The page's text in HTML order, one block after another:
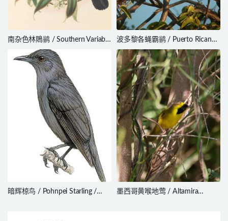
南杂色林鵙鹟 / Southern Variable
Pitohui / Pitohui uropygialis
波多黎各蝇霸鹟 / Puerto Rican
Flycatcher / Myiarchus antillarum
暗辉椋鸟 / Pohnpei Starling /
墨西哥黄喉地莺 / Altamira